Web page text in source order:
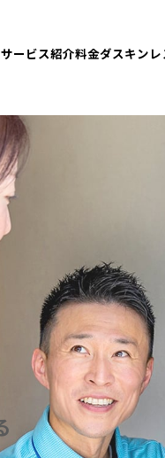
サービス紹介料金ダスキン